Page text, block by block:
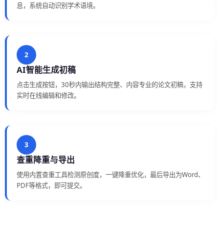
息，系统自动识别学术语境。
2
AI智能生成初稿
点击生成按钮，30秒内输出结构完整、内容专业的论文初稿，支持
实时在线编辑和修改。
3
查重降重与导出
使用内置查重工具检测原创度，一键降重优化，最后导出为Word、
PDF等格式，即可提交。